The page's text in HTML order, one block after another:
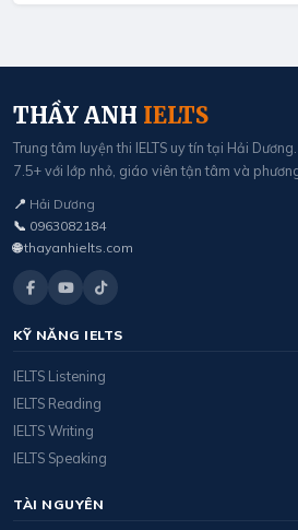
THẦY ANH IELTS
Trung tâm luyện thi IELTS uy tín tại Hải
7.5+ với lớp nhỏ, giáo viên tận tâm và
📍 Hải Dương
📞 0963082184
🌐 thayanhielts.com
KỸ NĂNG IELTS
IELTS Listening
IELTS Reading
IELTS Writing
IELTS Speaking
TÀI NGUYÊN